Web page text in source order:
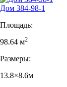
Дом 384-98-1
Площадь:
98.64 м2
Размеры:
13.8×8.6м